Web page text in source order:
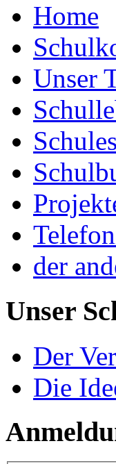
Home
Unser
der
Unser
Der
Die